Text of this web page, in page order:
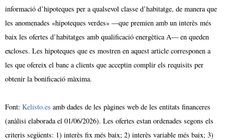
informació d’hipoteques per a qualsevol classe d’habitatge, de manera que
les anomenades «hipoteques verdes» —que premien amb un interès més
baix les ofertes d’habitatges amb qualificació energètica A— en queden
excloses. Les hipoteques que es mostren en aquest article corresponen a
les que ofereix el banc a clients que acceptin complir els requisits per
obtenir la bonificació màxima.
Font: Kelisto.es amb dades de les pàgines web de les entitats financeres
(anàlisi elaborada el 01/06/2026). Les ofertes estan ordenades segons els
criteris següents: 1) interès fix més baix; 2) interès variable més baix; 3)